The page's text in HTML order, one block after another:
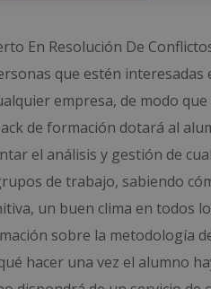
En Resolución De
que estén
empresa, de modo
de formación dotará al
el análisis y gestión de
de trabajo, sabiendo
un buen clima en todos
sobre la metodología
hacer una vez el alumno